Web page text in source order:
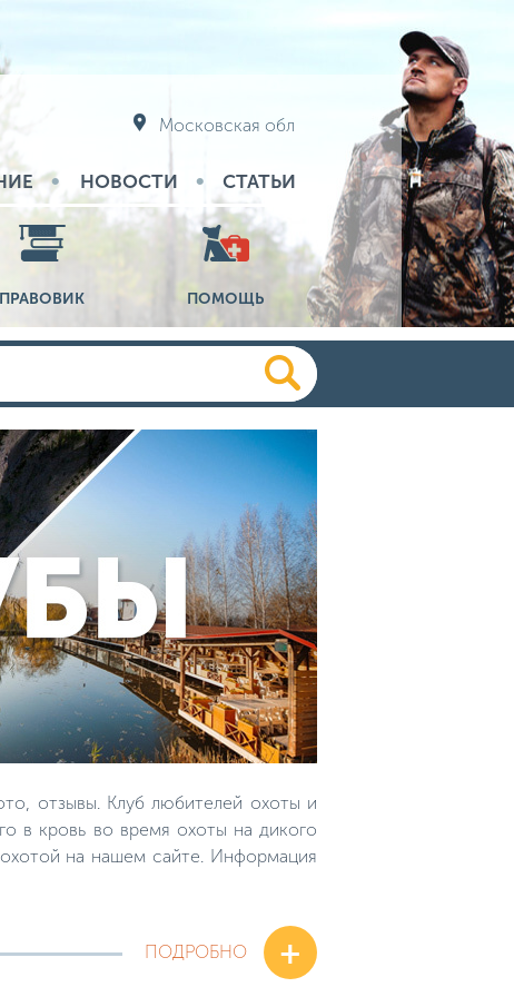
Московская обл
НОВОСТИ СТАТЬИ
ПРАВОВИК ПОМОЩЬ
отзывы. Клуб любителей охоты и
в кровь во время охоты на дикого
на нашем сайте. Информация
ПОДРОБНО +